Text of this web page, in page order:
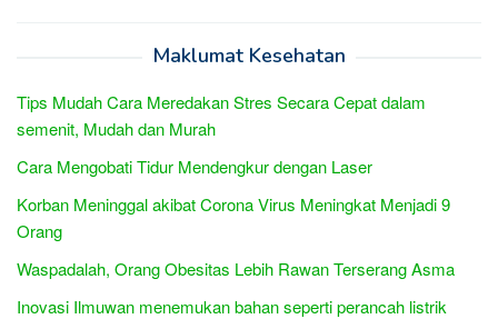
Maklumat Kesehatan
Tips Mudah Cara Meredakan Stres Secara Cepat dalam
semenit, Mudah dan Murah
Cara Mengobati Tidur Mendengkur dengan Laser
Korban Meninggal akibat Corona Virus Meningkat Menjadi 9
Orang
Waspadalah, Orang Obesitas Lebih Rawan Terserang Asma
Inovasi Ilmuwan menemukan bahan seperti perancah listrik